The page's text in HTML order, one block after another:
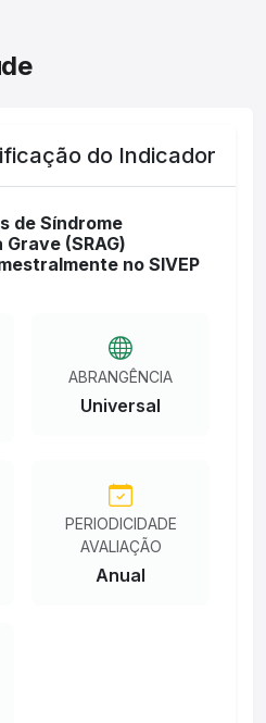
do Indicador
de Síndrome
(SRAG)
no SIVEP
ABRANGÊNCIA
Universal
PERIODICIDADE
AVALIAÇÃO
Anual